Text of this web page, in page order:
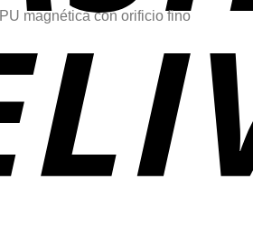
magnética con orificio fino